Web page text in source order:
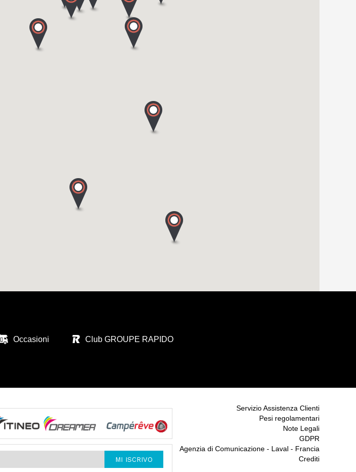
Occasioni Club GROUPE RAPIDO
Servizio Assistenza Clienti
Pesi regolamentari
Note Legali
GDPR
Agenzia di Comunicazione - Laval - Francia
Crediti